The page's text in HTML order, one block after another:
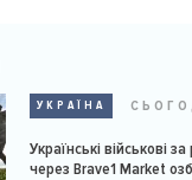
УКРАЇНА
Українські військові
через Brave1 Market